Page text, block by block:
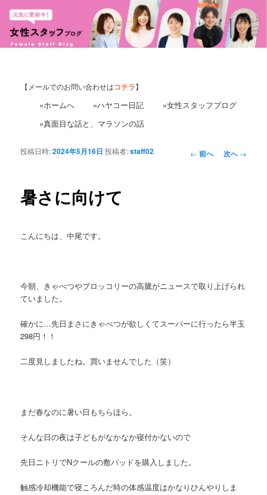
【メールでのお問い合わせはコチラ】
»ホームへ »ハヤコー日記
»女性スタッフブログ
»真面目な話と、マラソンの話
投
← 前へ 次へ→
暑さに向けて
投稿日時:2024年5月16日 投稿者:staff02
こんにちは、中尾です。
今朝、きゃべつやブロッコリーの高騰がニュースで取り上げられ
ていました。
確かに…先日まさにきゃべつが欲しくてスーパーに行ったら半玉
298円！！
二度見しましたね。買いませんでした（笑）
まだ春なのに暑い日もちらほら。
そんな日の夜は子どもがなかなか寝付かないので
先日ニトリでNクールの敷パッドを購入しました。
触感冷却機能で寝ころんだ時の体感温度はかなりひんやりしま